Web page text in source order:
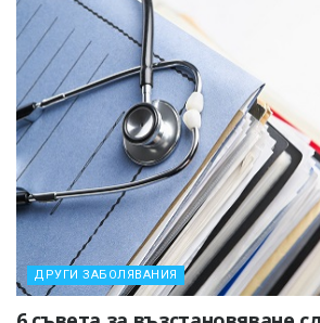
ДРУГИ ЗАБОЛЯВАНИЯ